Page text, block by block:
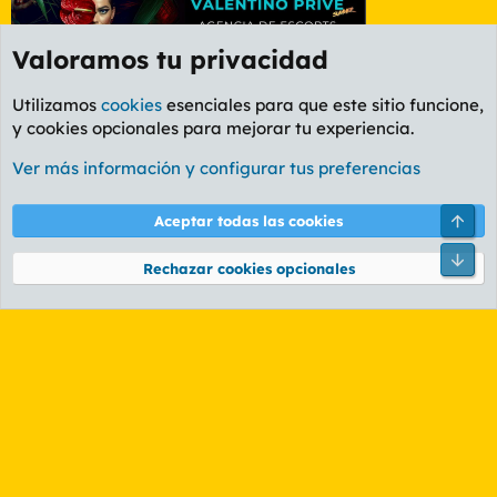
Lleida
Cookies
PL OLDSTYLE AMARILLO
Términos y reglas Política de privacidad Ayuda
Community platform by XenForo® © 2010-2026 XenForo Ltd.
Valoramos tu privacidad
Utilizamos cookies esenciales para que este sitio funcione,
y cookies opcionales para mejorar tu experiencia.
Ver más información y configurar tus preferencias
Aceptar todas las cookies
Rechazar cookies opcionales
Pie